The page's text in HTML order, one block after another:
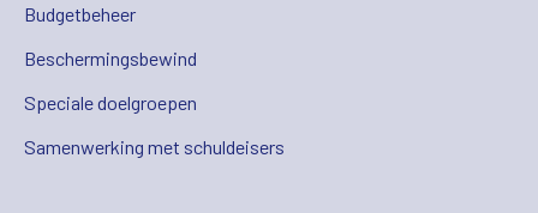
Budgetbeheer
Beschermingsbewind
Speciale doelgroepen
Samenwerking met schuldeisers